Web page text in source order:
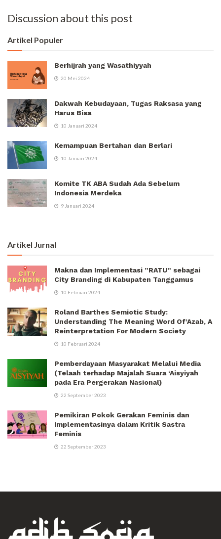
Discussion about this post
Artikel Populer
Berhijrah yang Wasathiyyah
20 Mei 2024
Dakwah Kebudayaan, Tugas Raksasa yang
Harus Bisa
10 Januari 2024
Kemampuan Bertahan dan Berlari
10 Januari 2024
Komite TK ABA Sudah Ada Sebelum
Indonesia Merdeka
9 Januari 2024
Artikel Jurnal
Makna dan Implementasi ”RATU” sebagai
City Branding di Kabupaten Tanggamus
10 Februari 2024
Roland Barthes Semiotic Study:
Understanding The Meaning Word Of’Azab, A
Reinterpretation For Modern Society
10 Februari 2024
Pemberdayaan Masyarakat Melalui Media
(Telaah terhadap Majalah Suara ‘Aisyiyah
pada Era Pergerakan Nasional)
22 September 2023
Pemikiran Pokok Gerakan Feminis dan
Implementasinya dalam Kritik Sastra
Feminis
22 September 2023